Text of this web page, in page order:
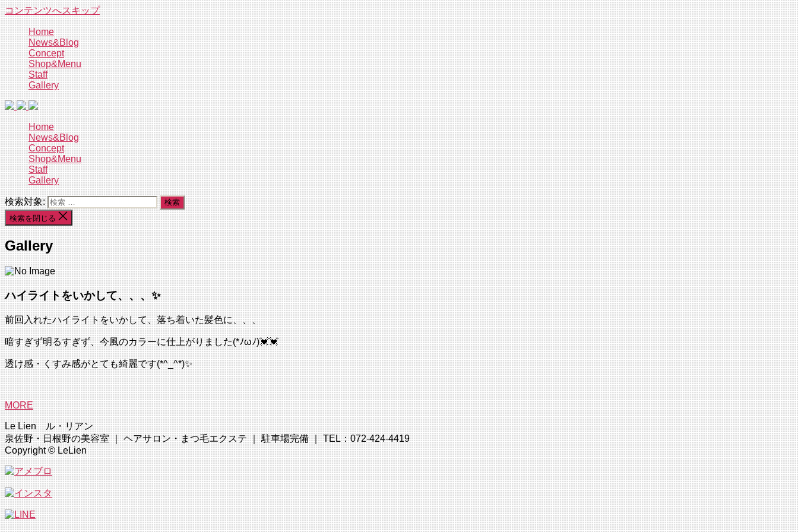
コンテンツへスキップ
Home
News&Blog
Concept
Shop&Menu
Staff
Gallery
Home
News&Blog
Concept
Shop&Menu
Staff
Gallery
検索対象:
検索を閉じる
Gallery
ハイライトをいかして、、、✨
前回入れたハイライトをいかして、落ち着いた髪色に、、、
暗すぎず明るすぎず、今風のカラーに仕上がりました(*ﾉωﾉ)💓💓
透け感・くすみ感がとても綺麗です(*^_^*)✨
MORE
Le Lien ル・リアン
泉佐野・日根野の美容室 ｜ ヘアサロン・まつ毛エクステ ｜ 駐車場完備 ｜ TEL：072-424-4419
Copyright © LeLien